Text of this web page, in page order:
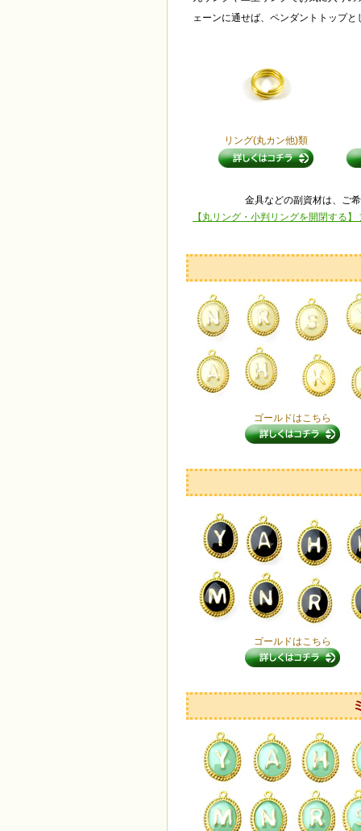
ェーンに通せば、ペンダントトップ
リング(丸カン他)類
金具などの副資材は、ご
【丸リング・小判リングを開閉する
ゴールドはこちら
ゴールドはこちら